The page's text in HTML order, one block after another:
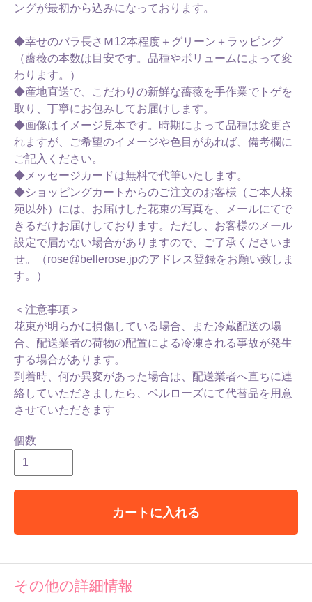
ングが最初から込みになっております。
◆幸せのバラ長さＭ12本程度＋グリーン＋ラッピング
（薔薇の本数は目安です。品種やボリュームによって変
わります。）
◆産地直送で、こだわりの新鮮な薔薇を手作業でトゲを
取り、丁寧にお包みしてお届けします。
◆画像はイメージ見本です。時期によって品種は変更さ
れますが、ご希望のイメージや色目があれば、備考欄に
ご記入ください。
◆メッセージカードは無料で代筆いたします。
◆ショッピングカートからのご注文のお客様（ご本人様
宛以外）には、お届けした花束の写真を、メールにてで
きるだけお届けしております。ただし、お客様のメール
設定で届かない場合がありますので、ご了承くださいま
せ。（rose@bellerose.jpのアドレス登録をお願い致しま
す。）
＜注意事項＞
花束が明らかに損傷している場合、また冷蔵配送の場
合、配送業者の荷物の配置による冷凍される事故が発生
する場合があります。
到着時、何か異変があった場合は、配送業者へ直ちに連
絡していただきましたら、ベルローズにて代替品を用意
させていただきます
個数
カートに入れる
その他の詳細情報